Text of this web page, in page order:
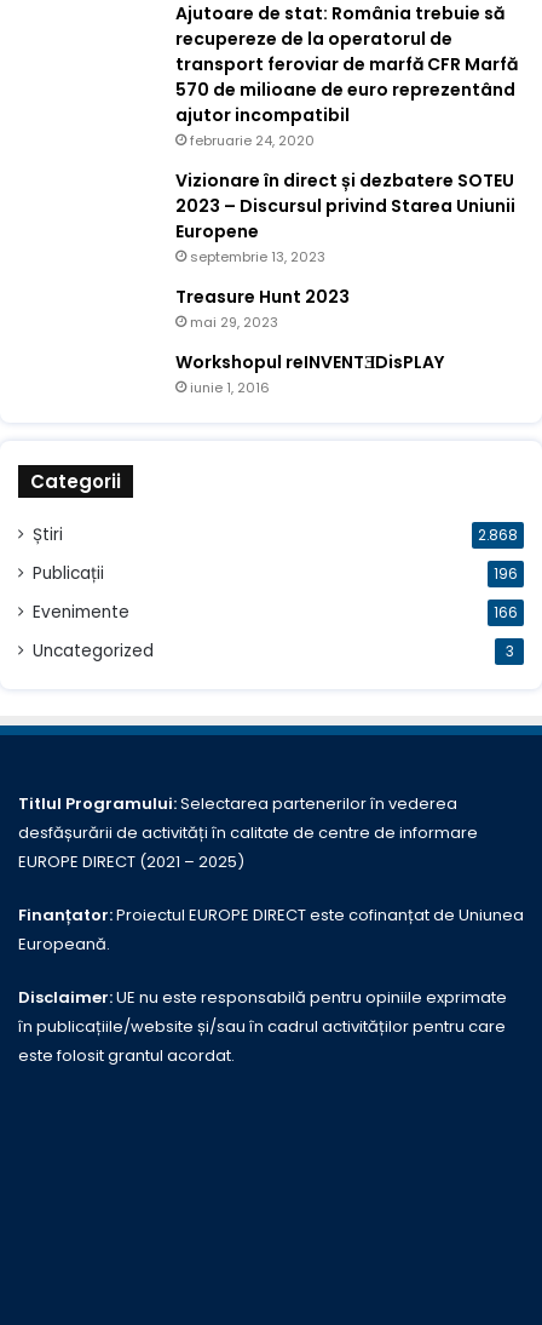
Ajutoare de stat: România trebuie să
recupereze de la operatorul de
transport feroviar de marfă CFR Marfă
570 de milioane de euro reprezentând
ajutor incompatibil
februarie 24, 2020
Vizionare în direct și dezbatere SOTEU
2023 – Discursul privind Starea Uniunii
Europene
septembrie 13, 2023
Treasure Hunt 2023
mai 29, 2023
Workshopul reINVENTƎDisPLAY
iunie 1, 2016
Categorii
Știri 2.868
Publicații 196
Evenimente 166
Uncategorized 3
Titlul Programului:Selectarea partenerilor în vederea
desfășurării de activități în calitate de centre de informare
EUROPE DIRECT (2021 – 2025)
Finanțator:Proiectul EUROPE DIRECT este cofinanțat de Uniunea
Europeană.
Disclaimer:UE nu este responsabilă pentru opiniile exprimate
în publicațiile/website și/sau în cadrul activităților pentru care
este folosit grantul acordat.